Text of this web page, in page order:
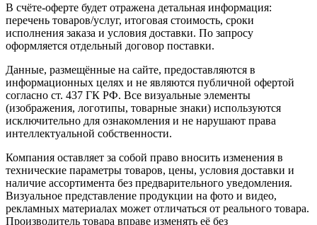
В счёте-оферте будет отражена детальная информация:
перечень товаров/услуг, итоговая стоимость, сроки
исполнения заказа и условия доставки. По запросу
оформляется отдельный договор поставки.
Данные, размещённые на сайте, предоставляются в
информационных целях и не являются публичной офертой
согласно ст. 437 ГК РФ. Все визуальные элементы
(изображения, логотипы, товарные знаки) используются
исключительно для ознакомления и не нарушают права
интеллектуальной собственности.
Компания оставляет за собой право вносить изменения в
технические параметры товаров, цены, условия доставки и
наличие ассортимента без предварительного уведомления.
Визуальное представление продукции на фото и видео,
рекламных материалах может отличаться от реального товара.
Производитель товара вправе изменять её без